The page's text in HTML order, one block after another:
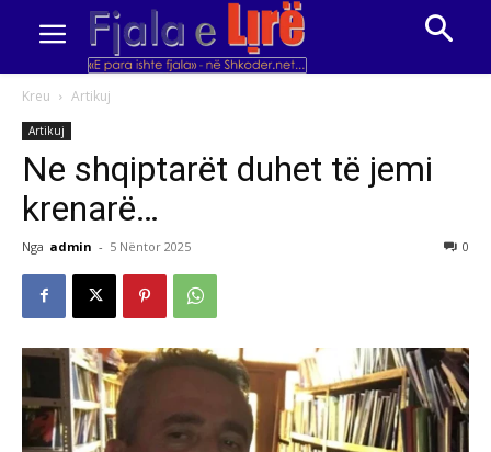
Kreu Artikuj
Artikuj
Ne shqiptarët duhet të jemi
krenarë…
Nga admin - 5 Nëntor 2025 0